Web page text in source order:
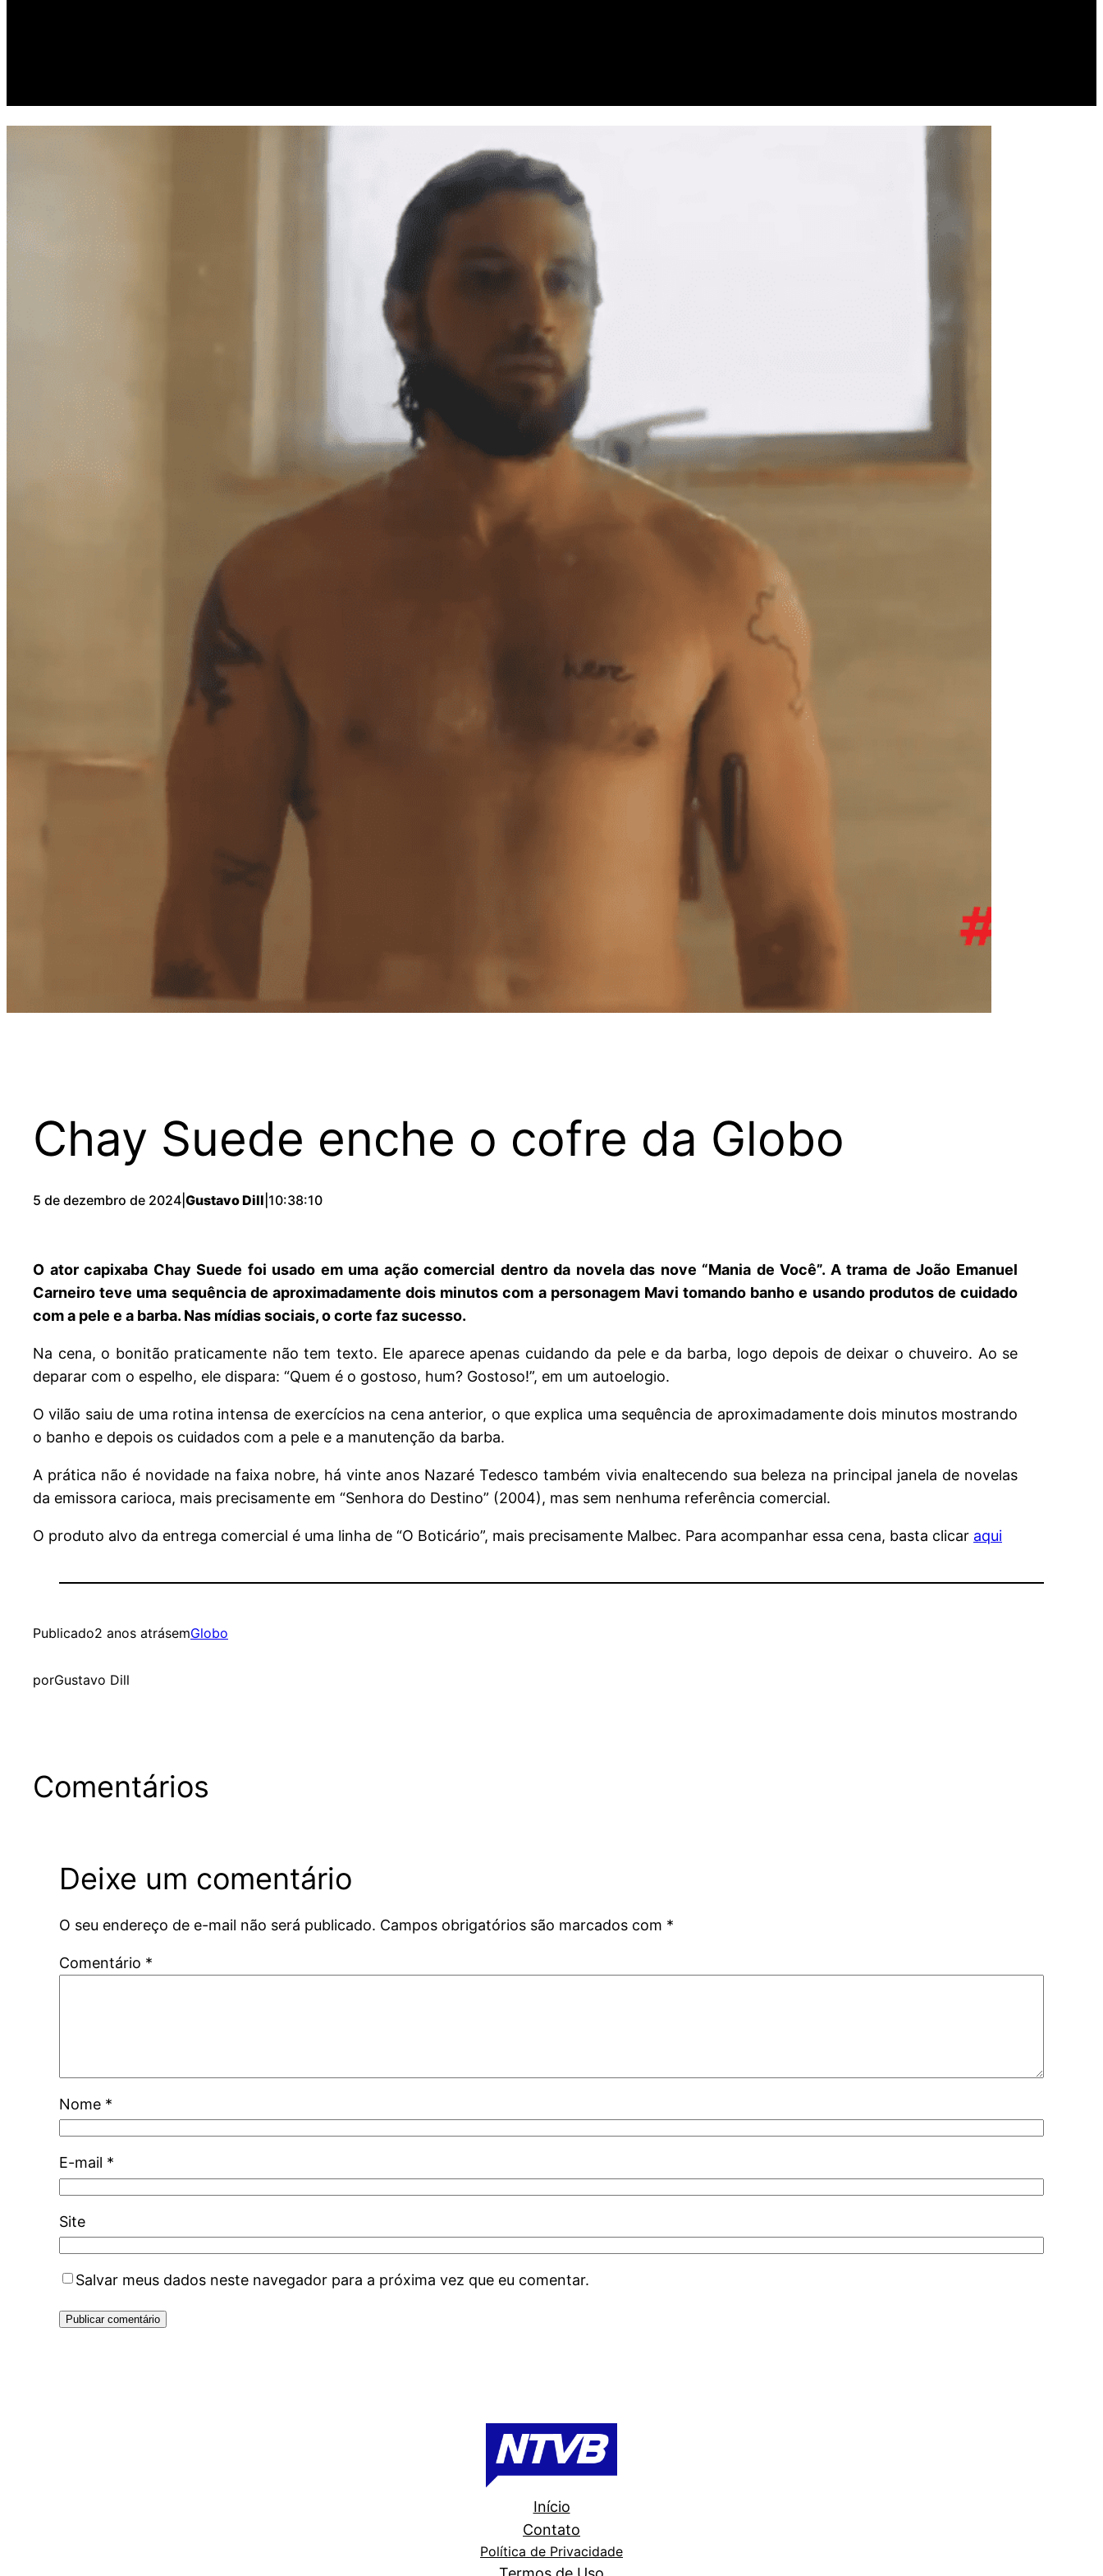
Chay Suede enche o cofre da Globo
5 de dezembro de 2024 Gustavo Dill 10:38:10
O ator capixaba Chay Suede foi usado em uma ação comercial dentro da novela das nove “Mania de Você”. A trama de João Emanuel
Carneiro teve uma sequência de aproximadamente dois minutos com a personagem Mavi tomando banho e usando produtos de cuidado
com a pele e a barba. Nas mídias sociais, o corte faz sucesso.
Na cena, o bonitão praticamente não tem texto. Ele aparece apenas cuidando da pele e da barba, logo depois de deixar o chuveiro. Ao se
deparar com o espelho, ele dispara: “Quem é o gostoso, hum? Gostoso!”, em um autoelogio.
O vilão saiu de uma rotina intensa de exercícios na cena anterior, o que explica uma sequência de aproximadamente dois minutos mostrando
o banho e depois os cuidados com a pele e a manutenção da barba.
A prática não é novidade na faixa nobre, há vinte anos Nazaré Tedesco também vivia enaltecendo sua beleza na principal janela de novelas
da emissora carioca, mais precisamente em “Senhora do Destino” (2004), mas sem nenhuma referência comercial.
O produto alvo da entrega comercial é uma linha de “O Boticário”, mais precisamente Malbec. Para acompanhar essa cena, basta clicar aqui
Publicado2 anos atrásemGlobo
porGustavo Dill
Comentários
Deixe um comentário
O seu endereço de e-mail não será publicado. Campos obrigatórios são marcados com *
Comentário *
Nome *
E-mail *
Site
Salvar meus dados neste navegador para a próxima vez que eu comentar.
Início
Contato
Política de Privacidade